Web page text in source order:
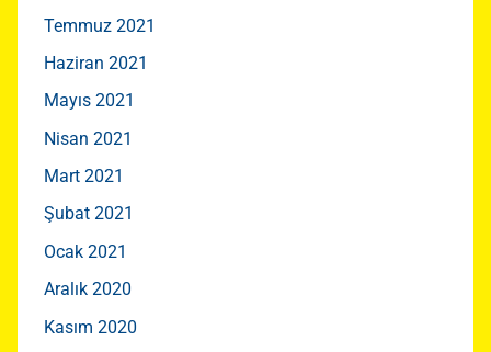
Temmuz 2021
Haziran 2021
Mayıs 2021
Nisan 2021
Mart 2021
Şubat 2021
Ocak 2021
Aralık 2020
Kasım 2020